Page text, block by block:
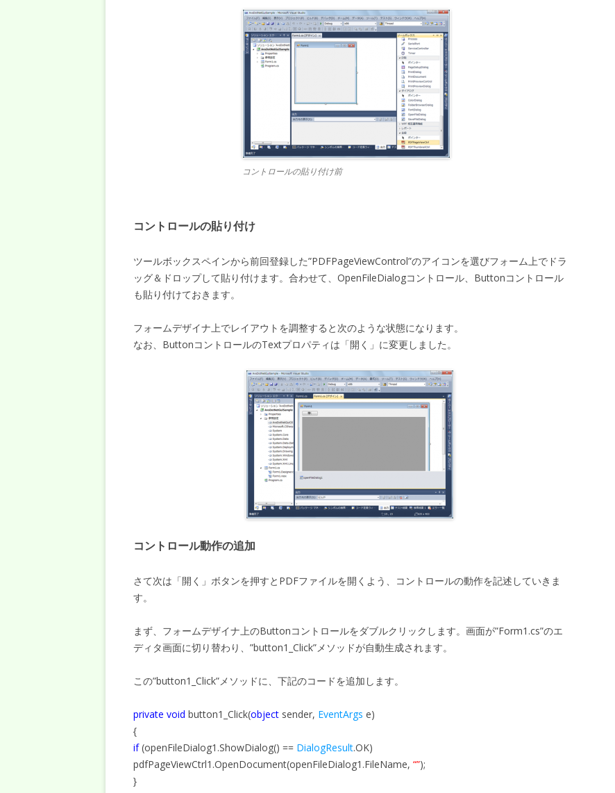
コントロールの貼り付け前
コントロールの貼り付け
ツールボックスペインから前回登録した”PDFPageViewControl”のアイコンを選びフォーム上でドラ
ッグ＆ドロップして貼り付けます。合わせて、OpenFileDialogコントロール、Buttonコントロール
も貼り付けておきます。
フォームデザイナ上でレイアウトを調整すると次のような状態になります。
なお、ButtonコントロールのTextプロパティは「開く」に変更しました。
コントロール動作の追加
さて次は「開く」ボタンを押すとPDFファイルを開くよう、コントロールの動作を記述していきま
す。
まず、フォームデザイナ上のButtonコントロールをダブルクリックします。画面が”Form1.cs”のエ
ディタ画面に切り替わり、”button1_Click”メソッドが自動生成されます。
この”button1_Click”メソッドに、下記のコードを追加します。
private void button1_Click(object sender, EventArgs e)
{
if(openFileDialog1.ShowDialog() == DialogResult.OK)
pdfPageViewCtrl1.OpenDocument(openFileDialog1.FileName, “”);
}